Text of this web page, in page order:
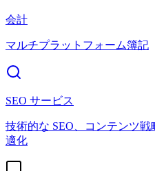
会計
マルチプラットフォーム簿記
SEO サービス
技術的な SEO、コンテンツ
適化